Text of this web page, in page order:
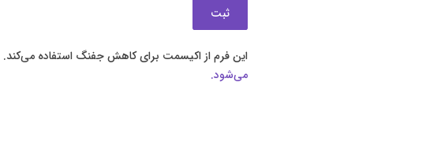
این فرم از اکیسمت برای کاهش جفنگ استفاده می‌کند.
می‌شود.